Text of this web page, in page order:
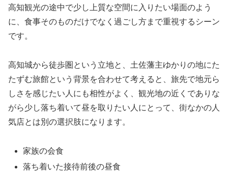
高知観光の途中で少し上質な空間に入りたい場面のよう
に、食事そのものだけでなく過ごし方まで重視するシーン
です。
高知城から徒歩圏という立地と、土佐藩主ゆかりの地にた
たずむ旅館という背景を合わせて考えると、旅先で地元ら
しさを感じたい人にも相性がよく、観光地の近くでありな
がら少し落ち着いて昼を取りたい人にとって、街なかの人
気店とは別の選択肢になります。
家族の会食
落ち着いた接待前後の昼食